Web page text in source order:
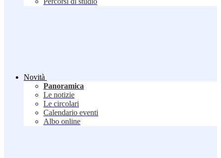
Novità
Panoramica
Le notizie
Le circolari
Calendario eventi
Albo online